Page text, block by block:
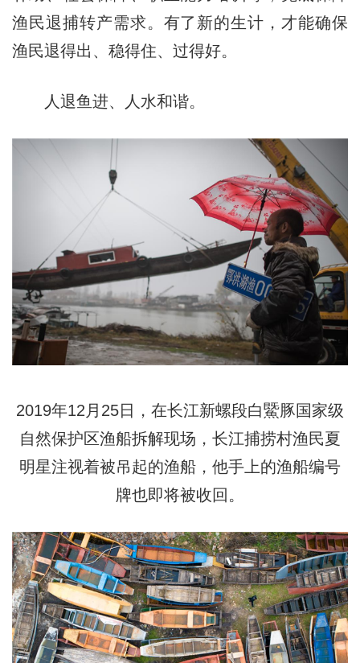
渔民退捕转产需求。有了新的生计，才能确保
渔民退得出、稳得住、过得好。
人退鱼进、人水和谐。
2019年12月25日，在长江新螺段白鱀豚国家级
自然保护区渔船拆解现场，长江捕捞村渔民夏
明星注视着被吊起的渔船，他手上的渔船编号
牌也即将被收回。